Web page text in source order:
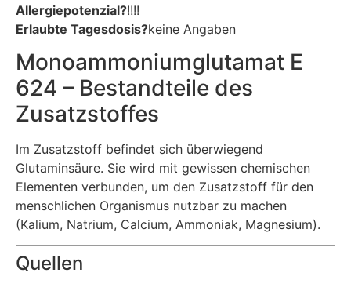
Allergiepotenzial?!!!!
Erlaubte Tagesdosis?keine Angaben
Monoammoniumglutamat E
624 – Bestandteile des
Zusatzstoffes
Im Zusatzstoff befindet sich überwiegend
Glutaminsäure. Sie wird mit gewissen chemischen
Elementen verbunden, um den Zusatzstoff für den
menschlichen Organismus nutzbar zu machen
(Kalium, Natrium, Calcium, Ammoniak, Magnesium).
Quellen